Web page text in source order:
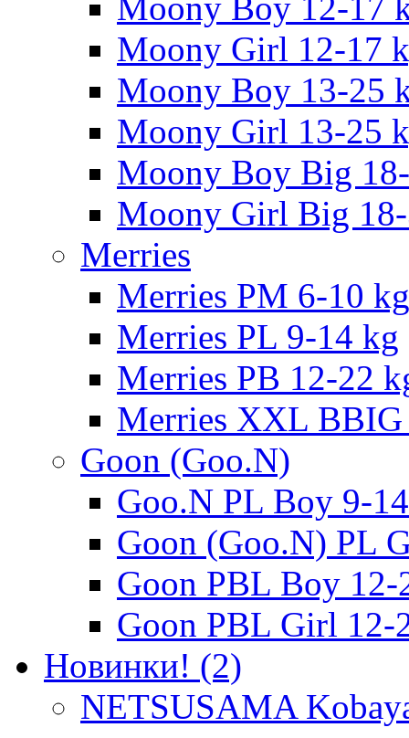
Moony Girl 12-17
Moony Boy 13-25
Moony Girl 13-25
Moony Boy Big
Moony Girl Big
Merries
Merries PM 6-10 kg
Merries PL 9-14 kg
Merries PB 12-22
Merries XXL
Goon (Goo.N)
Goo.N PL Boy 9-
Goon (Goo.N) PL
Goon PBL Boy 12-
Goon PBL Girl 12-
Новинки! (2)
NETSUSAMA